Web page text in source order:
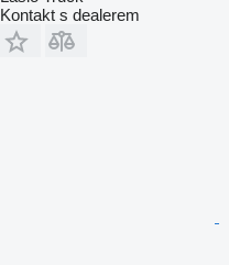
Kontakt s dealerem